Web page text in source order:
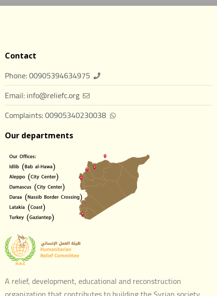
Contact
Phone: 00905394634975
Email: info@reliefc.org
Complaints: 00905340230038
Our departments
A relief, development, educational and reconstruction